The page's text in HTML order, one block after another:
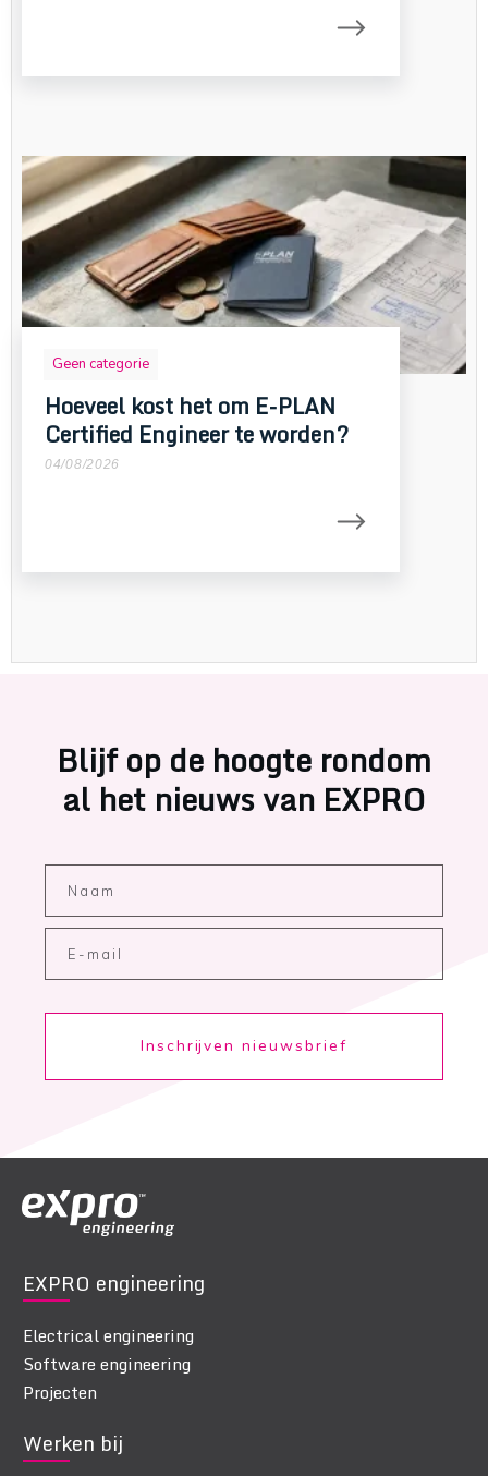
Geen categorie
Hoeveel kost het om E-PLAN
Certified Engineer te worden?
04/08/2026
Blijf op de hoogte rondom
al het nieuws van EXPRO
Inschrijven nieuwsbrief
EXPRO engineering
Electrical engineering
Software engineering
Projecten
Werken bij